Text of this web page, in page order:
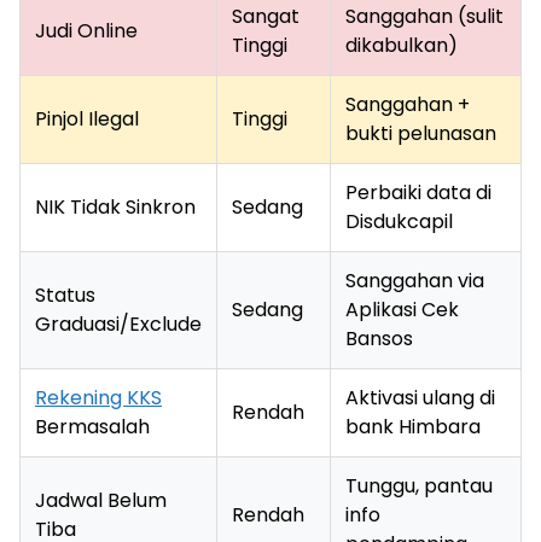
Judi Online
Sangat
Tinggi
Sanggahan (sulit
dikabulkan)
Pinjol Ilegal Tinggi
Sanggahan +
bukti pelunasan
NIK Tidak Sinkron Sedang
Perbaiki data di
Disdukcapil
Status
Graduasi/Exclude
Sedang
Sanggahan via
Aplikasi Cek
Bansos
Rekening KKS
Bermasalah
Rendah
Aktivasi ulang di
bank Himbara
Jadwal Belum
Tiba
Rendah
Tunggu, pantau
info